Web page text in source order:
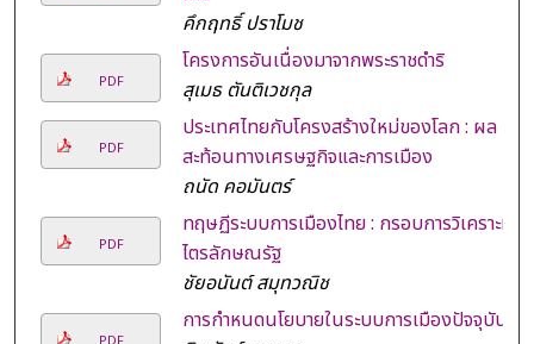
คึกฤทธิ์ ปราโมช
PDF
โครงการอันเนื่องมาจากพระราชดำริ
สุเมธ ตันติเวชกุล
PDF
ประเทศไทยกับโครงสร้างใหม่ของโลก : ผล
สะท้อนทางเศรษฐกิจและการเมือง
ถนัด คอมันตร์
PDF
ทฤษฏีระบบการเมืองไทย : กรอบการวิเคราะห์
ไตรลักษณรัฐ
ชัยอนันต์ สมุทวณิช
การกำหนดนโยบายในระบบการเมืองปัจจุบัน